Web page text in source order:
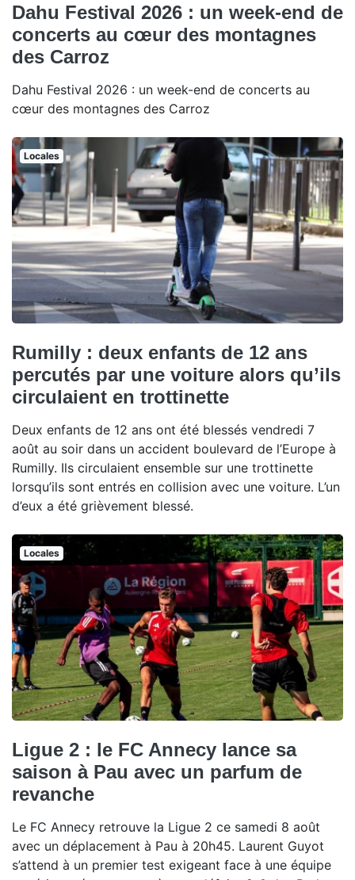
Dahu Festival 2026 : un week-end de
concerts au cœur des montagnes
des Carroz
Dahu Festival 2026 : un week-end de concerts au
cœur des montagnes des Carroz
Locales
Rumilly : deux enfants de 12 ans
percutés par une voiture alors qu’ils
circulaient en trottinette
Deux enfants de 12 ans ont été blessés vendredi 7
août au soir dans un accident boulevard de l’Europe à
Rumilly. Ils circulaient ensemble sur une trottinette
lorsqu’ils sont entrés en collision avec une voiture. L’un
d’eux a été grièvement blessé.
Locales
Ligue 2 : le FC Annecy lance sa
saison à Pau avec un parfum de
revanche
Le FC Annecy retrouve la Ligue 2 ce samedi 8 août
avec un déplacement à Pau à 20h45. Laurent Guyot
s’attend à un premier test exigeant face à une équipe